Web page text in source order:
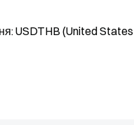
USDTHB (United